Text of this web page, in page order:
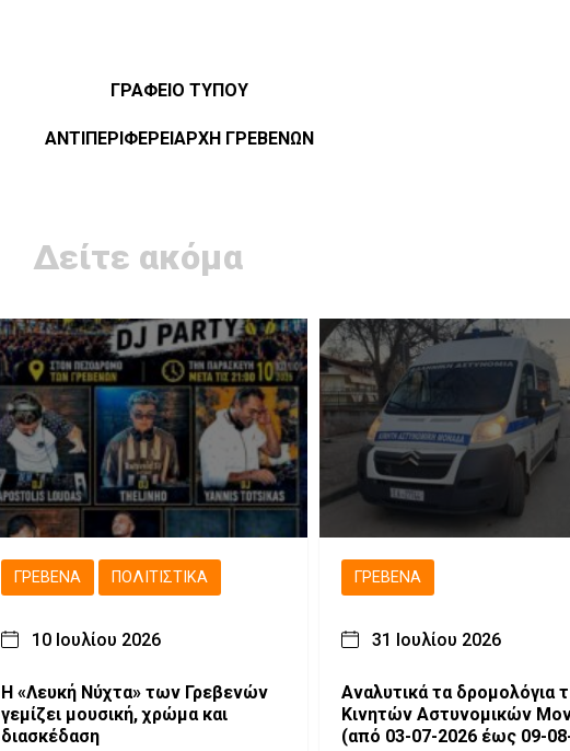
ΓΡΑΦΕΙΟ ΤΥΠΟΥ
ΑΝΤΙΠΕΡΙΦΕΡΕΙΑΡΧΗ ΓΡΕΒΕΝΩΝ
Δείτε ακόμα
ΓΡΕΒΕΝΆ ΠΟΛΙΤΙΣΤΙΚΆ
10 Ιουλίου 2026
Η «Λευκή Νύχτα» των Γρεβενών
γεμίζει μουσική, χρώμα και
διασκέδαση
ΓΡΕΒΕΝΆ
31 Ιουλίου 2026
Αναλυτικά τα δρομολόγια
Κινητών Αστυνομικών
(από 03-07-2026 έως 09-